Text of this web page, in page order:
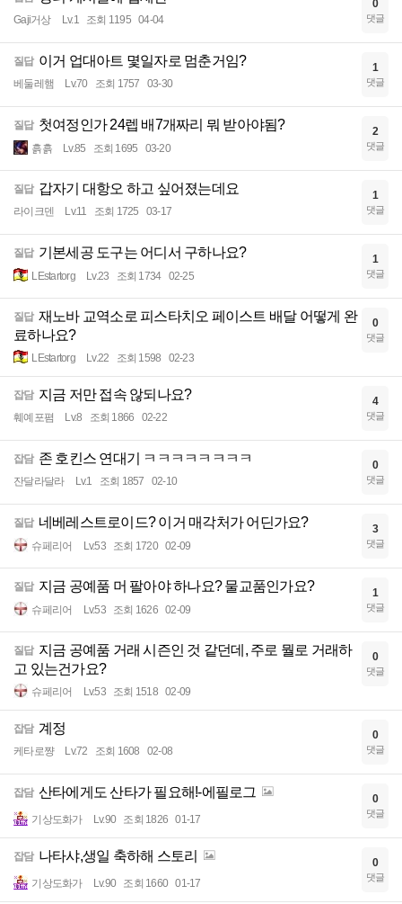
Gaji거상 Lv.1 조회 1195 04-04
0
댓글
질답 이거 업대아트 몇일자로 멈춘거임?
베둘레햄 Lv.70 조회 1757 03-30
1
댓글
질답 첫여정인가 24렙 배7개짜리 뭐 받아야됨?
흙흙 Lv.85 조회 1695 03-20
2
댓글
질답 갑자기 대항오 하고 싶어졌는데요
라이크덴 Lv.11 조회 1725 03-17
1
댓글
질답 기본세공 도구는 어디서 구하나요?
LEstartorg Lv.23 조회 1734 02-25
1
댓글
질답 재노바 교역소로 피스타치오 페이스트 배달 어떻게 완
료하나요?
LEstartorg Lv.22 조회 1598 02-23
0
댓글
잡담 지금 저만 접속 않되나요?
훼예포폄 Lv.8 조회 1866 02-22
4
댓글
잡담 존 호킨스 연대기 ㅋㅋㅋㅋㅋㅋㅋㅋ
잔달라달라 Lv.1 조회 1857 02-10
0
댓글
질답 네베레스트로이드? 이거 매각처가 어딘가요?
슈페리어 Lv.53 조회 1720 02-09
3
댓글
질답 지금 공예품 머 팔아야 하나요? 물교품인가요?
슈페리어 Lv.53 조회 1626 02-09
1
댓글
질답 지금 공예품 거래 시즌인 것 같던데, 주로 뭘로 거래하
고 있는건가요?
슈페리어 Lv.53 조회 1518 02-09
0
댓글
잡담 계정
케타로쨩 Lv.72 조회 1608 02-08
0
댓글
잡담 산타에게도 산타가 필요해!-에필로그
기상도화가 Lv.90 조회 1826 01-17
0
댓글
잡담 나타샤,생일 축하해 스토리
기상도화가 Lv.90 조회 1660 01-17
0
댓글